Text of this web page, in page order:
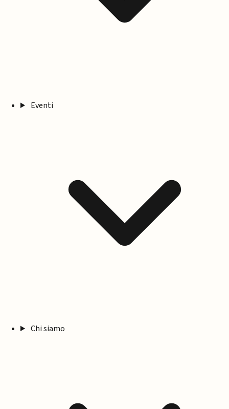
Eventi
Chi siamo